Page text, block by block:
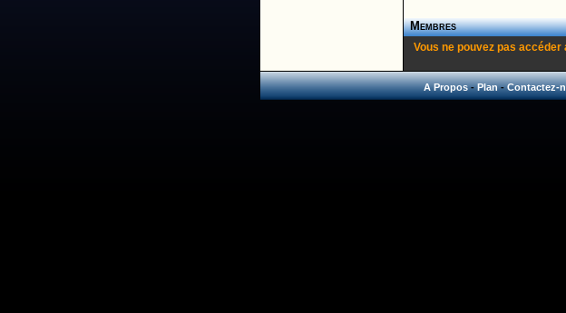
Membres
Vous ne pouvez pas
A Propos-Plan-Contactez-